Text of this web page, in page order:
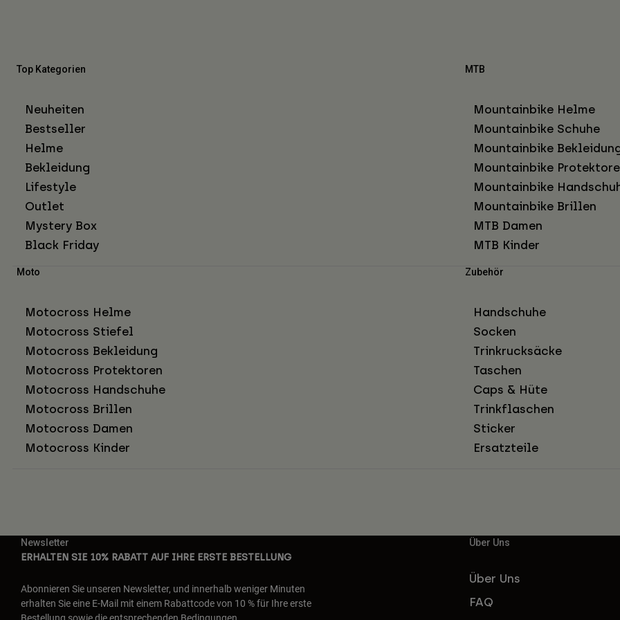
Top Kategorien
Neuheiten
Bestseller
Helme
Bekleidung
Lifestyle
Outlet
Mystery Box
Black Friday
MTB
Mountainbike Helme
Mountainbike Schuhe
Mountainbike
Mountainbike
Mountainbike
Mountainbike Brillen
MTB Damen
MTB Kinder
Moto
Motocross Helme
Motocross Stiefel
Motocross Bekleidung
Motocross Protektoren
Motocross Handschuhe
Motocross Brillen
Motocross Damen
Motocross Kinder
Zubehör
Handschuhe
Socken
Trinkrucksäcke
Taschen
Caps & Hüte
Trinkflaschen
Sticker
Ersatzteile
Newsletter
ERHALTEN SIE 10% RABATT AUF IHRE ERSTE BESTELLUNG
Abonnieren Sie unseren Newsletter, und innerhalb weniger Minuten
erhalten Sie eine E-Mail mit einem Rabattcode von 10 % für Ihre erste
Über Uns
Über Uns
FAQ